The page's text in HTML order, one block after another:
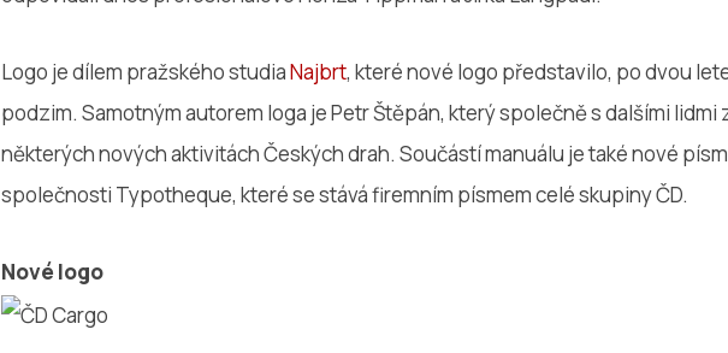
Logo je dílem pražského studiaNajbrt, které nové logo představilo, po dvou
podzim. Samotným autorem loga je Petr Štěpán, který společně s dalšími lidmi
některých nových aktivitách Českých drah. Součástí manuálu je také nové
společnosti Typotheque, které se stává firemním písmem celé skupiny ČD.
Nové logo